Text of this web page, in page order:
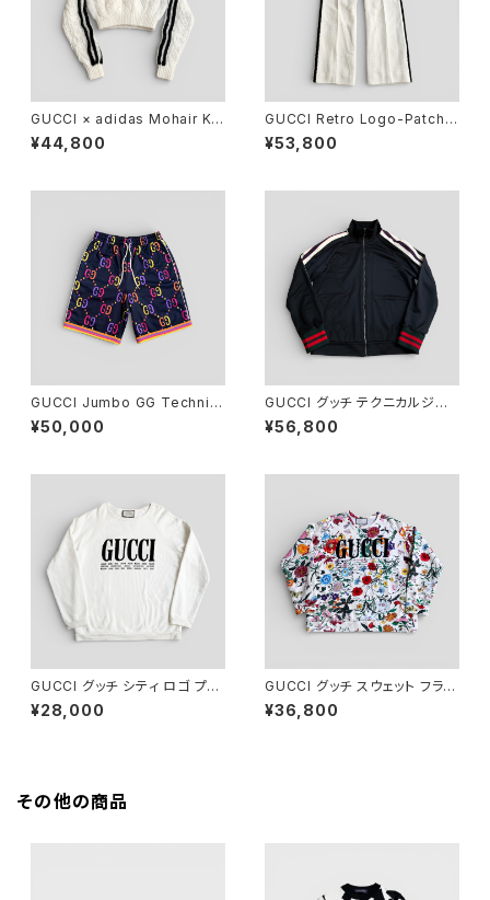
GUCCI × adidas Mohair Kni
t Sweater Ivory XS
¥44,800
GUCCI Retro Logo-Patch T
weed Trousers Off-White
48
¥53,800
GUCCI Jumbo GG Technic
al Jersey Shorts Navy S
¥50,000
GUCCI グッチ テクニカルジャ
ージー トラックジャケット ブラッ
ク L 474634-X5T39
¥56,800
GUCCI グッチ シティ ロゴ プリ
ント スウェットシャツ ホワイト
M 511844
¥28,000
GUCCI グッチ スウェット フラワ
ー アイボリー 総柄 M 469250
XJAR4
¥36,800
その他の商品